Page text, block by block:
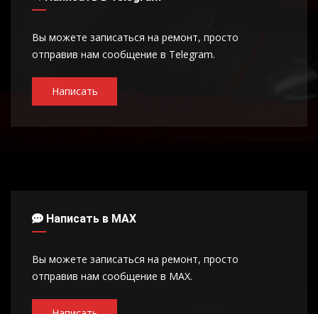
Вы можете записаться на ремонт, просто
отправив нам сообщение в Telegram.
Написать
Написать в MAX
Вы можете записаться на ремонт, просто
отправив нам сообщение в MAX.